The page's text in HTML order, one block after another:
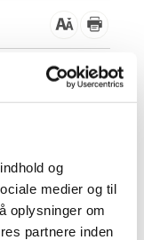
og
medier og til
oplysninger om
partnere inden
om fejl ved
i